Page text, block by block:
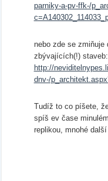
parniky-a-pv-ffk-/
nebo zde se zmiňuje
zbývajících(!) staveb:
http://
dnv-/
Tudíž to co píšete,
spíš ev čase
replikou, mnohé